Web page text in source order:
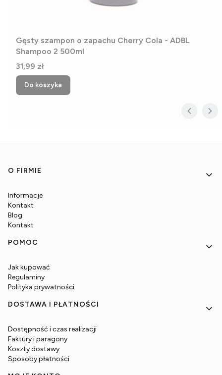
Gęsty szampon o zapachu Cherry Cola - ADBL
Shampoo 2 500ml
Cena
31,99 zł
Do koszyka
Linki w stopce
O FIRMIE
Informacje
Kontakt
Blog
Kontakt
POMOC
Jak kupować
Regulaminy
Polityka prywatności
DOSTAWA I PŁATNOŚCI
Dostępność i czas realizacji
Faktury i paragony
Koszty dostawy
Sposoby płatności